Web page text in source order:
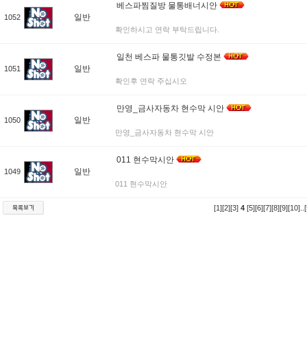
1052 일반
베스파찜질방 물통배너시안
확인하시고 연락 부탁드립니다.
1051 일반
일천 베스파 물통깃발 수정본
확인후 연락 주십시오
1050 일반
만영_금사자동차 현수막 시안
만영_금사자동차 현수막 시안
1049 일반
011 현수막시안
011 현수막시안
[1][2][3] 4 [5][6][7][8][9][10]